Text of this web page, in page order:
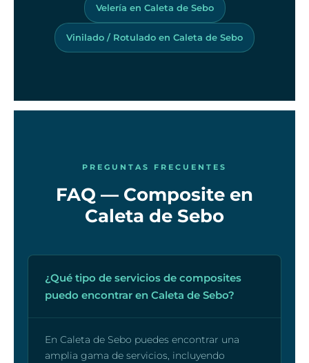
Velería en Caleta de Sebo
Vinilado / Rotulado en Caleta de Sebo
PREGUNTAS FRECUENTES
FAQ — Composite en
Caleta de Sebo
¿Qué tipo de servicios de composites
puedo encontrar en Caleta de Sebo?
En Caleta de Sebo puedes encontrar una
amplia gama de servicios, incluyendo